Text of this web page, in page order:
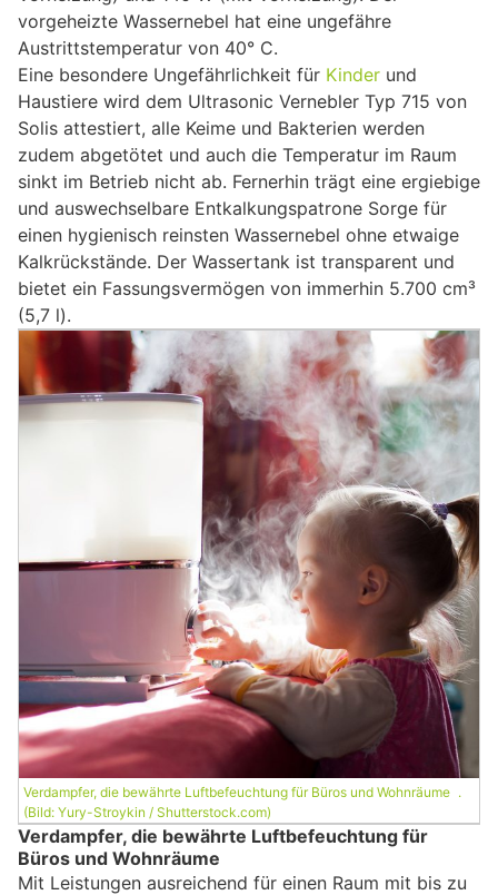
vorgeheizte Wassernebel hat eine ungefähre
Austrittstemperatur von 40° C.
Eine besondere Ungefährlichkeit für Kinder und
Haustiere wird dem Ultrasonic Vernebler Typ 715 von
Solis attestiert, alle Keime und Bakterien werden
zudem abgetötet und auch die Temperatur im Raum
sinkt im Betrieb nicht ab. Fernerhin trägt eine ergiebige
und auswechselbare Entkalkungspatrone Sorge für
einen hygienisch reinsten Wassernebel ohne etwaige
Kalkrückstände. Der Wassertank ist transparent und
bietet ein Fassungsvermögen von immerhin 5.700 cm³
(5,7 l).
Verdampfer, die bewährte Luftbefeuchtung für Büros und Wohnräume .
(Bild: Yury-Stroykin / Shutterstock.com)
Verdampfer, die bewährte Luftbefeuchtung für
Büros und Wohnräume
Mit Leistungen ausreichend für einen Raum mit bis zu